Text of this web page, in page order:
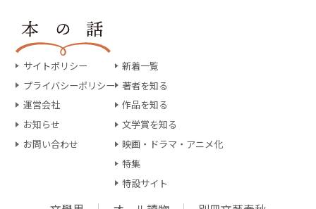
サイトポリシー
プライバシーポリシー
運営会社
お知らせ
お問い合わせ
新着一覧
著者を知る
作品を知る
文学賞を知る
映画・ドラマ・アニメ化
特集
特設サイト